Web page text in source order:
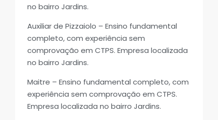
no bairro Jardins.
Auxiliar de Pizzaiolo – Ensino fundamental
completo, com experiência sem
comprovação em CTPS. Empresa localizada
no bairro Jardins.
Maitre – Ensino fundamental completo, com
experiência sem comprovação em CTPS.
Empresa localizada no bairro Jardins.